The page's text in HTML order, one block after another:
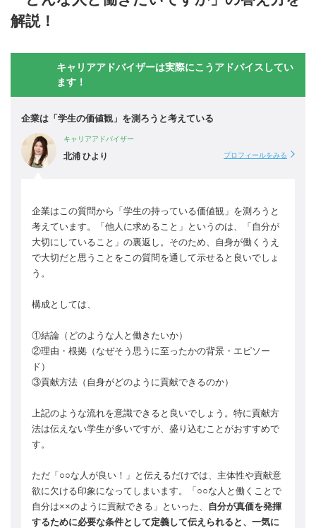
解説！
キャリアアドバイザーは実際にこうアドバイスしてい
ます！
企業は「学生の価値観」を測ろうと考えている
キャリアアドバイザー
北浦 ひより プロフィールをみる
企業はこの質問から「学生の持っている価値観」を測ろうと
考えています。「他人に求めること」というのは、「自分が
大切にしていること」の裏返し。そのため、自身が働くうえ
で大切だと思うことをこの質問を通して示せると良いでしょ
う。
構成としては、
①結論（どのような人と働きたいか）
②理由・根拠（なぜそう思うに至ったかの背景・エピソー
ド）
③貢献方法（自身がどのように貢献できるのか）
上記のような流れを意識できると良いでしょう。特に貢献方
法は伝えない学生が多いですが、盛り込むことがおすすめで
す。
ただ「○○な人が良い！」と伝えるだけでは、主体性や貢献意
欲に欠ける印象になってしまいます。「○○な人と働くことで
自分は××のように貢献できる」といった、 自分が真価を発揮
するために必要な条件として定義して伝えられると、一気に